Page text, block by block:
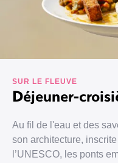
SUR LE FLEUVE
Déjeuner-
Au fil de l'eau et des
son architecture,
l’UNESCO, les ponts